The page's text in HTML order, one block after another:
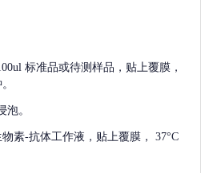
标准品或待测样品，贴上覆膜，
泡。
物素-抗体工作液，贴上覆膜， 37°C